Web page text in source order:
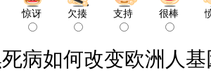
惊讶 欠揍 支持 很棒
病如何改变欧洲人